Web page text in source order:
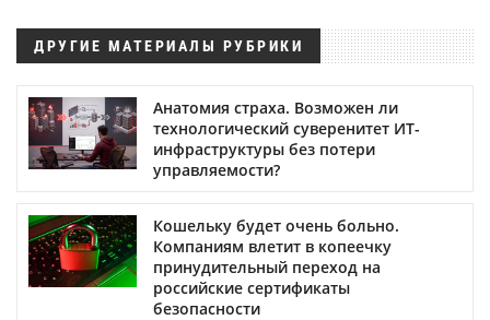
ДРУГИЕ МАТЕРИАЛЫ РУБРИКИ
Анатомия страха. Возможен ли
технологический суверенитет ИТ-
инфраструктуры без потери
управляемости?
Кошельку будет очень больно.
Компаниям влетит в копеечку
принудительный переход на
российские сертификаты
безопасности